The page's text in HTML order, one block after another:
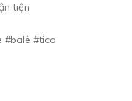
tiện
#balê #tico